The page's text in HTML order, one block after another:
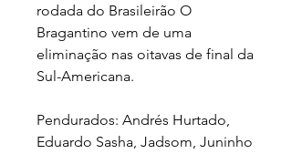
rodada do Brasileirão O
Bragantino vem de uma
eliminação nas oitavas de final da
Sul-Americana.
Pendurados: Andrés Hurtado,
Eduardo Sasha, Jadsom, Juninho